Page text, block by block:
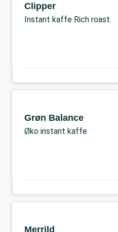
Clipper
Instant kaffe Rich roast
Grøn Balance
Øko instant kaffe
Merrild